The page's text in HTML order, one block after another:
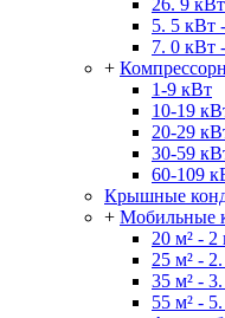
26. 9
5. 5 кВт
7. 0 кВт
+
1-9 кВт
10-19
20-29
30-59
60-109
Крышные
+ Мобильные
20 м² - 2
25 м² -
35 м² -
55 м² -